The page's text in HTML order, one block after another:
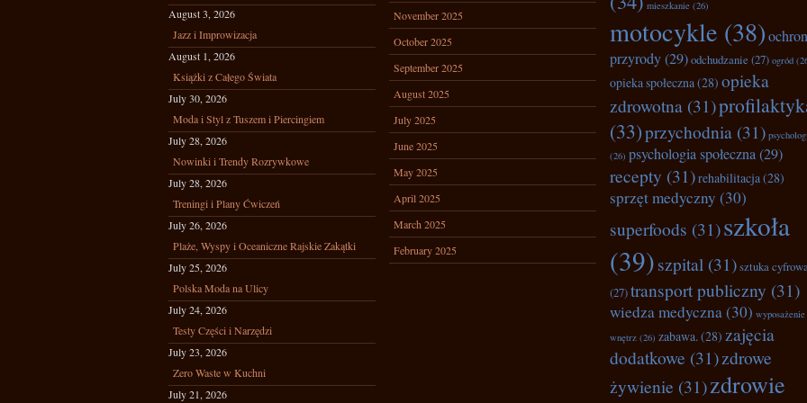
August 3, 2026
Jazz i Improwizacja
August 1, 2026
Książki z Całego Świata
July 30, 2026
Moda i Styl z Tuszem i Piercingiem
July 28, 2026
Nowinki i Trendy Rozrywkowe
July 28, 2026
Treningi i Plany Ćwiczeń
July 26, 2026
Plaże, Wyspy i Oceaniczne Rajskie Zakątki
July 25, 2026
Polska Moda na Ulicy
July 24, 2026
Testy Części i Narzędzi
July 23, 2026
Zero Waste w Kuchni
July 21, 2026
November 2025
October 2025
September 2025
August 2025
July 2025
June 2025
May 2025
April 2025
March 2025
February 2025
mieszkanie (26)
motocykle (38)
przyrody(29)odchudzanie (27) ogród
opieka społeczna(28) opieka
zdrowotna (31)
(33)przychodnia (31)
(26) psychologia społeczna(29)
recepty (31)rehabilitacja(28)
sprzęt medyczny (30)
superfoods (31)szkoła
(39)szpital (31)sztuka
(27)transport publiczny (31)
wiedza medyczna(30) wyposażenie
wnętrz (26) zabawa.(28) zajęcia
dodatkowe (31)zdrowe
żywienie (31)zdrowie